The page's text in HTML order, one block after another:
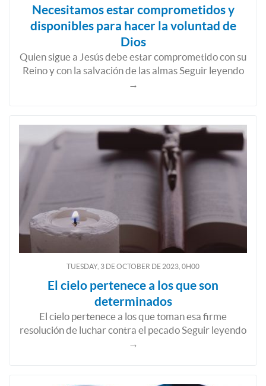
Necesitamos estar comprometidos y
disponibles para hacer la voluntad de
Dios
Quien sigue a Jesús debe estar comprometido con su
Reino y con la salvación de las almas Seguir leyendo
→
TUESDAY, 3 DEOCTOBER DE 2023, 0H00
El cielo pertenece a los que son
determinados
El cielo pertenece a los que toman esa firme
resolución de luchar contra el pecado Seguir leyendo
→